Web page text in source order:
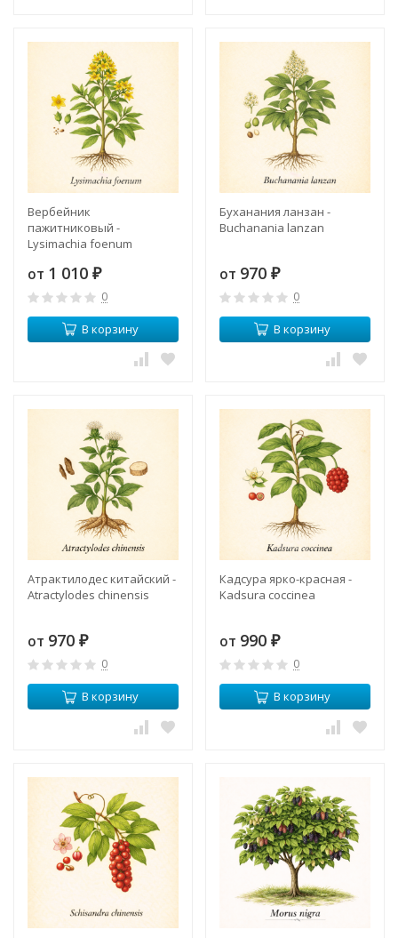
Вербейник
пажитниковый -
Lysimachia foenum
от 1 010 ₽
0
В корзину
Буханания ланзан -
Buchanania lanzan
от 970 ₽
0
В корзину
Атрактилодес китайский -
Atractylodes chinensis
от 970 ₽
0
В корзину
Кадсура ярко-красная -
Kadsura coccinea
от 990 ₽
0
В корзину